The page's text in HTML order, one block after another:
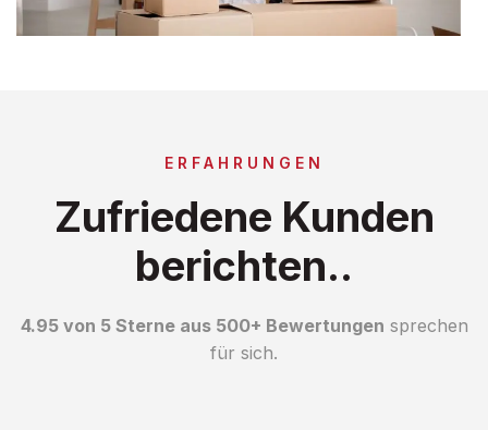
ERFAHRUNGEN
Zufriedene Kunden
berichten..
4.95 von 5 Sterne aus 500+ Bewertungen sprechen
für sich.